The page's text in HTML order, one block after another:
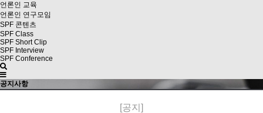
언론인 교육
언론인 연구모임
SPF 콘텐츠
SPF Class
SPF Short Clip
SPF Interview
SPF Conference
공지사항
[공지]